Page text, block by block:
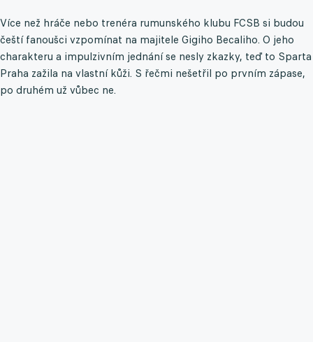
Více než hráče nebo trenéra rumunského klubu FCSB si budou
čeští fanoušci vzpomínat na majitele Gigiho Becaliho. O jeho
charakteru a impulzivním jednání se nesly zkazky, teď to Sparta
Praha zažila na vlastní kůži. S řečmi nešetřil po prvním zápase,
po druhém už vůbec ne.